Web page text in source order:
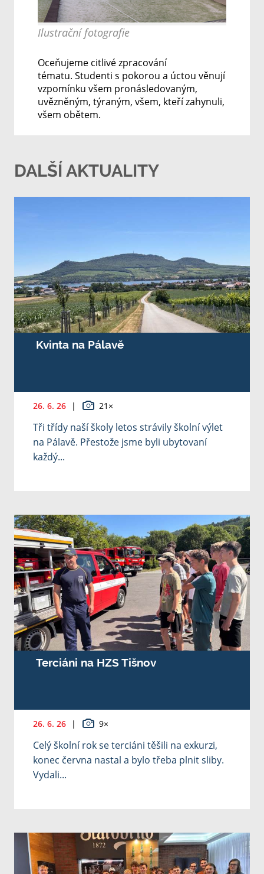
Ilustrační fotografie
Oceňujeme citlivé zpracování
tématu. Studenti s pokorou a úctou věnují
vzpomínku všem pronásledovaným,
uvězněným, týraným, všem, kteří zahynuli,
všem obětem.
DALŠÍ AKTUALITY
Kvinta na Pálavě
26. 6. 26 | 21×
Tři třídy naší školy letos strávily školní výlet
na Pálavě. Přestože jsme byli ubytovaní
každý...
Terciáni na HZS Tišnov
26. 6. 26 | 9×
Celý školní rok se terciáni těšili na exkurzi,
konec června nastal a bylo třeba plnit sliby.
Vydali...